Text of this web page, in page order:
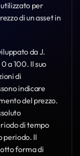
per
di un asset in
da J.
a 100. Il suo
di
indicare
del prezzo.
di tempo
periodo. Il
forma di